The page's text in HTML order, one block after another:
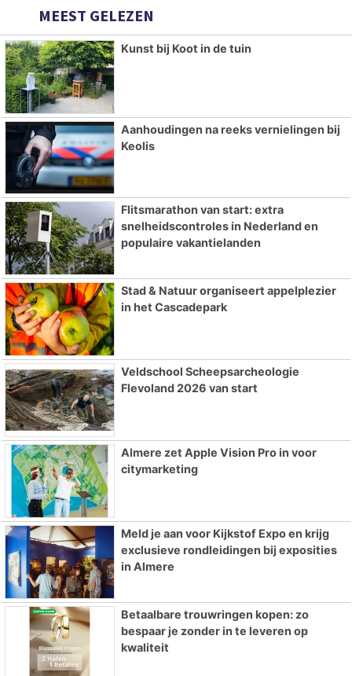
MEEST GELEZEN
Kunst bij Koot in de tuin
Aanhoudingen na reeks vernielingen bij
Keolis
Flitsmarathon van start: extra
snelheidscontroles in Nederland en
populaire vakantielanden
Stad & Natuur organiseert appelplezier
in het Cascadepark
Veldschool Scheepsarcheologie
Flevoland 2026 van start
Almere zet Apple Vision Pro in voor
citymarketing
Meld je aan voor Kijkstof Expo en krijg
exclusieve rondleidingen bij exposities
in Almere
Betaalbare trouwringen kopen: zo
bespaar je zonder in te leveren op
kwaliteit